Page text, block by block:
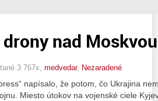
nad Moskvou
3 767x, medvedar, Nezaradené
napísalo, že potom, čo Ukrajina
Miesto útokov na vojenské ciele